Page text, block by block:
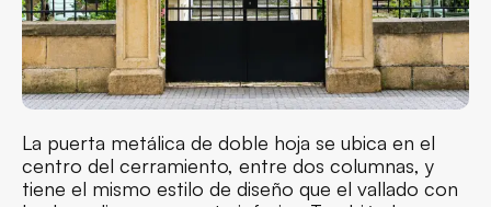
La puerta metálica de doble hoja se ubica en el
centro del cerramiento, entre dos columnas, y
tiene el mismo estilo de diseño que el vallado con